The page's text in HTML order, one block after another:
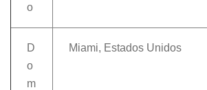
o
D
o
m
Miami, Estados Unidos